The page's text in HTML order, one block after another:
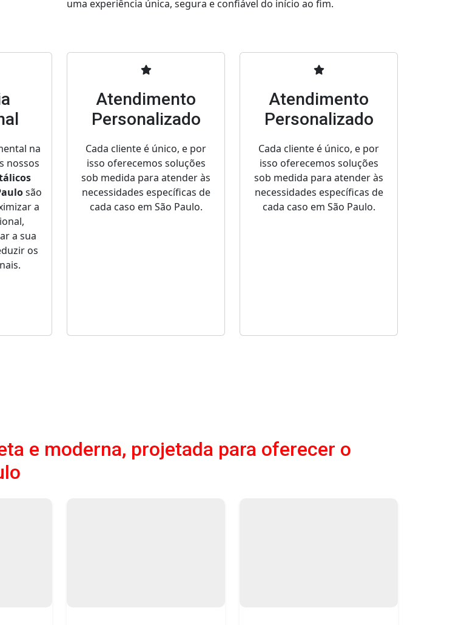
uma experiência única, segura e confiável do início ao fim.
na
nossos
são
a
a sua
os
Atendimento
Personalizado
Cada cliente é único, e por
isso oferecemos soluções
sob medida para atender às
necessidades específicas de
cada caso em São Paulo.
Atendimento
Personalizado
Cada cliente é único, e por
isso oferecemos soluções
sob medida para atender às
necessidades específicas de
cada caso em São Paulo.
e moderna, projetada para oferecer o